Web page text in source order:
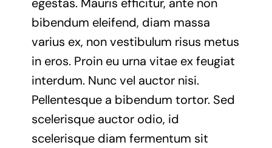
bibendum eleifend, diam massa
varius ex, non vestibulum risus metus
in eros. Proin eu urna vitae ex feugiat
interdum. Nunc vel auctor nisi.
Pellentesque a bibendum tortor. Sed
scelerisque auctor odio, id
scelerisque diam fermentum sit